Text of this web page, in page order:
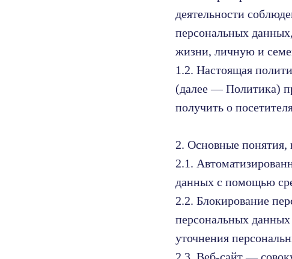
деятельности
персональных
жизни, личную и
1.2. Настоящая
(далее — Политика)
получить о
2. Основные понятия,
2.1.
данных с помощью
2.2. Блокирование
персональных данных
уточнения